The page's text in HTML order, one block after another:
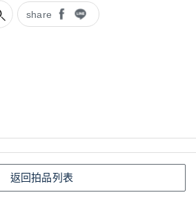
share
返回拍品列表